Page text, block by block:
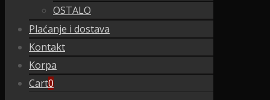
OSTALO
Plaćanje i dostava
Kontakt
Korpa
Cart0